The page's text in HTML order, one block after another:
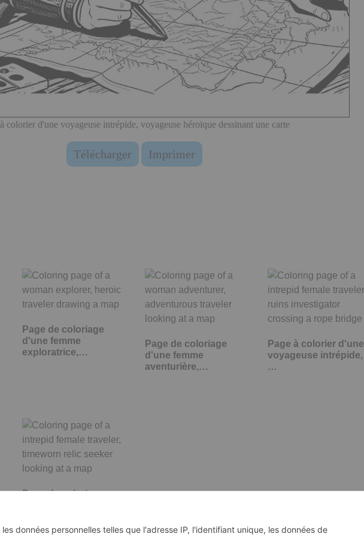
colorier d'une voyageuse intrépide, voyageuse héroïque dessinant une carte
Télécharger Imprimer
Page de coloriage
d'une femme
exploratrice,…
Page de coloriage
d'une femme
aventurière,
Page à colorier d'une
voyageuse intrépide,
…
Page de coloriage